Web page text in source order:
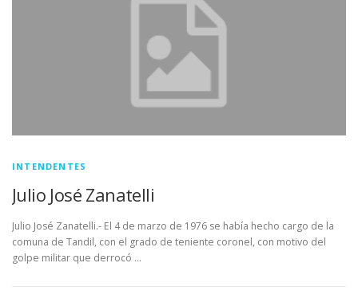
INTENDENTES
Julio José Zanatelli
Julio José Zanatelli.- El 4 de marzo de 1976 se había hecho cargo de la
comuna de Tandil, con el grado de teniente coronel, con motivo del
golpe militar que derrocó …